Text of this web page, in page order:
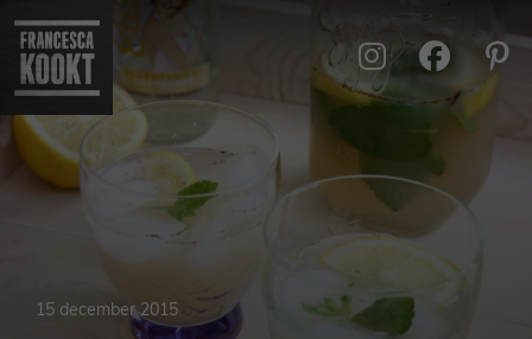
naar
inhoud
15 december 2015